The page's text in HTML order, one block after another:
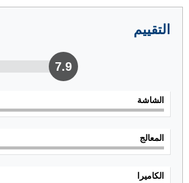
التقييم
7.9
الشاشة
المعالج
الكاميرا